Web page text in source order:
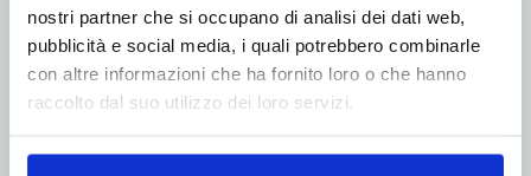
nostri partner che si occupano di analisi dei dati web,
pubblicità e social media, i quali potrebbero combinarle
con altre informazioni che ha fornito loro o che hanno
raccolto dal suo utilizzo dei loro servizi.
ADV